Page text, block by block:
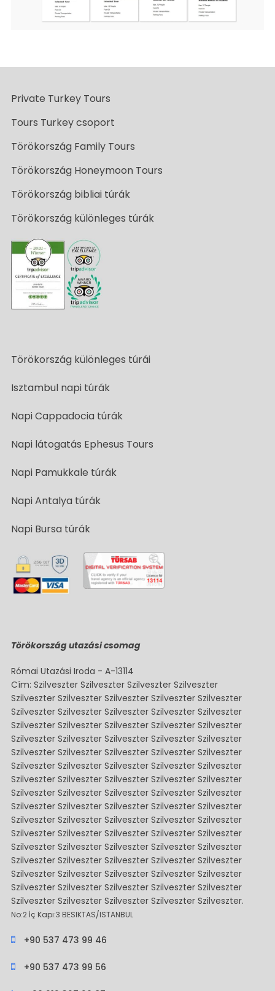
Private Turkey Tours
Tours Turkey csoport
Törökország Family Tours
Törökország Honeymoon Tours
Törökország bibliai túrák
Törökország különleges túrák
Törökország különleges túrái
Isztambul napi túrák
Napi Cappadocia túrák
Napi látogatás Ephesus Tours
Napi Pamukkale túrák
Napi Antalya túrák
Napi Bursa túrák
Törökország utazási csomag
Római Utazási Iroda - A-13114
Cím: Szilveszter Szilveszter Szilveszter Szilveszter
Szilveszter Szilveszter Szilveszter Szilveszter Szilveszter
Szilveszter Szilveszter Szilveszter Szilveszter Szilveszter
Szilveszter Szilveszter Szilveszter Szilveszter Szilveszter
Szilveszter Szilveszter Szilveszter Szilveszter Szilveszter
Szilveszter Szilveszter Szilveszter Szilveszter Szilveszter
Szilveszter Szilveszter Szilveszter Szilveszter Szilveszter
Szilveszter Szilveszter Szilveszter Szilveszter Szilveszter
Szilveszter Szilveszter Szilveszter Szilveszter Szilveszter
Szilveszter Szilveszter Szilveszter Szilveszter Szilveszter
Szilveszter Szilveszter Szilveszter Szilveszter Szilveszter
Szilveszter Szilveszter Szilveszter Szilveszter Szilveszter
Szilveszter Szilveszter Szilveszter Szilveszter Szilveszter
Szilveszter Szilveszter Szilveszter Szilveszter Szilveszter
Szilveszter Szilveszter Szilveszter Szilveszter Szilveszter
Szilveszter Szilveszter Szilveszter Szilveszter Szilveszter
Szilveszter Szilveszter Szilveszter Szilveszter Szilveszter.
No:2 İç Kapı:3 BESIKTAS/ISTANBUL
+90 537 473 99 46
+90 537 473 99 56